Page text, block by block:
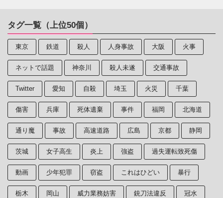
タグ一覧（上位50個）
東京 鉄道 殺人 人身事故 大阪 火事
ネットで話題 神奈川 殺人未遂 交通事故
Twitter 愛知 自殺 埼玉 火災 千葉
傷害 兵庫 死体遺棄 事件 福岡 北海道
通り魔 事故 高速道路 広島 京都 静岡
茨城 女子高生 炎上 強盗 過失運転致死傷
動画 少年犯罪 窃盗 これはひどい 暴行
栃木 岡山 威力業務妨害 銃刀法違反 冠水